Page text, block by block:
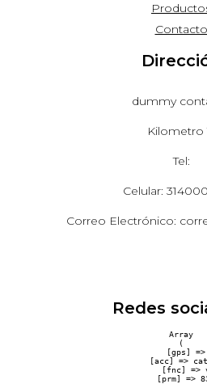
Contacto
dummy
Kilometro
Tel:
Celular:
Correo Electrónico:
Redes
Array
(
[gps] =>
[acc] =>
[fnc] =>
[prm] =>